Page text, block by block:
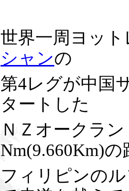
世界一周ヨッ
シャンの
第4レグが中国
タートした
ＮＺオークラ
Nm(9.660Km)の
フィリピンの